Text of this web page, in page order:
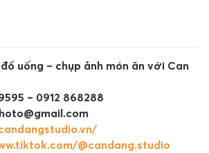
uống – chụp ảnh món ăn với Can
– 0912 868288
@candang.studio